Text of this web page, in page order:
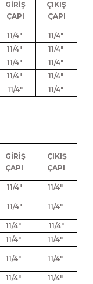
GİRİŞ
ÇAPI
ÇIKIŞ
ÇAPI
11/4"
11/4"
11/4"
11/4"
11/4"
11/4"
11/4"
11/4"
11/4" 11/4"
GİRİŞ
ÇAPI
ÇIKIŞ
ÇAPI
11/4"
11/4"
11/4" 11/4"
11/4"
11/4"
11/4"
11/4"
11/4" 11/4"
11/4" 11/4"